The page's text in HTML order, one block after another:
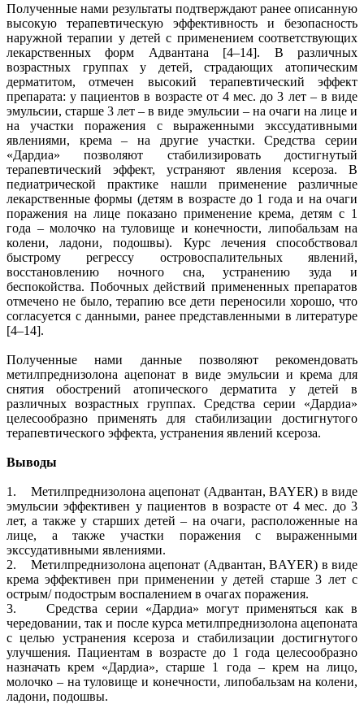
Полученные нами результаты подтверждают ранее описанную
высокую терапевтическую эффективность и безопасность
наружной терапии у детей с применением соответствующих
лекарственных форм Адвантана [4–14]. В различных
возрастных группах у детей, страдающих атопическим
дерматитом, отмечен высокий терапевтический эффект
препарата: у пациентов в возрасте от 4 мес. до 3 лет – в виде
эмульсии, старше 3 лет – в виде эмульсии – на очаги на лице и
на участки поражения с выраженными экссудативными
явлениями, крема – на другие участки. Средства серии
«Дардиа» позволяют стабилизировать достигнутый
терапевтический эффект, устраняют явления ксероза. В
педиатрической практике нашли применение различные
лекарственные формы (детям в возрасте до 1 года и на очаги
поражения на лице показано применение крема, детям с 1
года – молочко на туловище и конечности, липобальзам на
колени, ладони, подошвы). Курс лечения способствовал
быстрому регрессу островоспалительных явлений,
восстановлению ночного сна, устранению зуда и
беспокойства. Побочных действий примененных препаратов
отмечено не было, терапию все дети переносили хорошо, что
согласуется с данными, ранее представленными в литературе
[4–14].
Полученные нами данные позволяют рекомендовать
метилпреднизолона ацепонат в виде эмульсии и крема для
снятия обострений атопического дерматита у детей в
различных возрастных группах. Средства серии «Дардиа»
целесообразно применять для стабилизации достигнутого
терапевтического эффекта, устранения явлений ксероза.
Выводы
1. Метилпреднизолона ацепонат (Адвантан, BAYER) в виде
эмульсии эффективен у пациентов в возрасте от 4 мес. до 3
лет, а также у старших детей – на очаги, расположенные на
лице, а также участки поражения с выраженными
экссудативными явлениями.
2. Метилпреднизолона ацепонат (Адвантан, BAYER) в виде
крема эффективен при применении у детей старше 3 лет с
острым/ подострым воспалением в очагах поражения.
3. Средства серии «Дардиа» могут применяться как в
чередовании, так и после курса метилпреднизолона ацепоната
с целью устранения ксероза и стабилизации достигнутого
улучшения. Пациентам в возрасте до 1 года целесообразно
назначать крем «Дардиа», старше 1 года – крем на лицо,
молочко – на туловище и конечности, липобальзам на колени,
ладони, подошвы.